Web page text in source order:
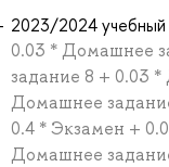
2023/2024 учебный
0.03 * Домашнее
задание 8 + 0.03
Домашнее
0.4 * Экзамен +
Домашнее